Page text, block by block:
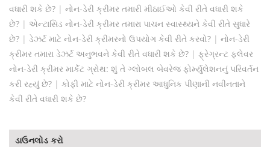
વધારી શકે છે? | નોન-ડેરી ક્રીમર તમારી મીઠાઈઓ કેવી રીતે વધારી શકે
છે? | એન્ટાસિડ નોન-ડેરી ક્રીમર તમારા પાચન સ્વાસ્થ્યને કેવી રીતે સુધારે
છે? | ડેઝર્ટ માટે નોન-ડેરી ક્રીમરનો ઉપયોગ કેવી રીતે કરવો? | નોન-ડેરી
ક્રીમર તમારા ડેઝર્ટ અનુભવને કેવી રીતે વધારી શકે છે? | ફ્રેગ્રન્ટ ફ્લેવર
નોન-ડેરી ક્રીમર માર્કેટ ગ્રોથ: શું તે ગ્લોબલ બેવરેજ ફોર્મ્યુલેશનનું પરિવર્તન
કરી રહ્યું છે? | કોફી માટે નોન-ડેરી ક્રીમર આધુનિક પીણાની નવીનતાને
કેવી રીતે વધારી શકે છે?
ડાઉનલોડ કરો